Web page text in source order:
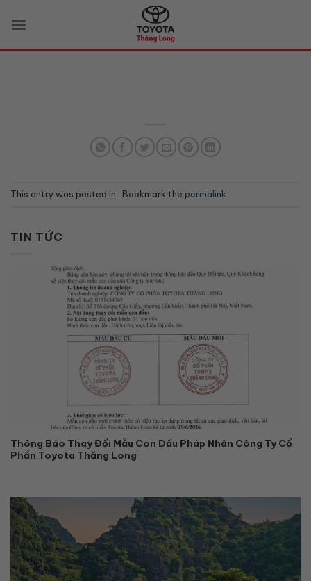
This entry was posted in . Bookmark the permalink
TIN TỨC
Thông Báo Thay Đổi Mẫu Con Dấu Pháp Nhân Công Ty Cổ
Phần Toyota Thăng Long